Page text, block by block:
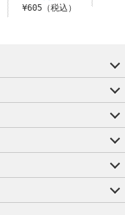
¥605（税込）